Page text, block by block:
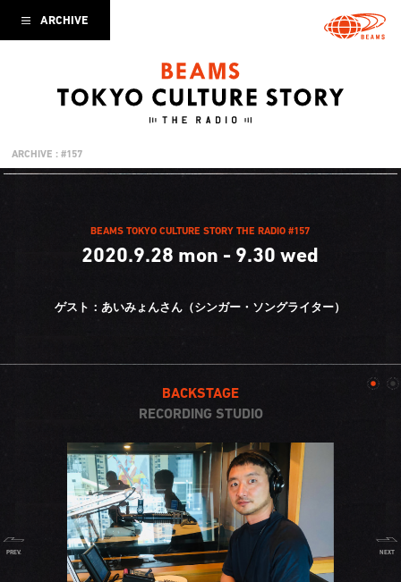
ARCHIVE
ARCHIVE : #157
BEAMS TOKYO CULTURE STORY THE RADIO #157
2020.9.28 mon - 9.30 wed
ゲスト：あいみょんさん（シンガー・ソングライター）
BACKSTAGE
RECORDING STUDIO
PREV. NEXT